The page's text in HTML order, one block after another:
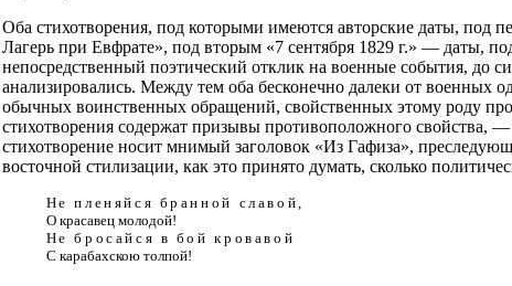
Оба стихотворения, под которыми имеются авторские даты, под
Лагерь при Евфрате», под вторым «7 сентября 1829 г.» — даты,
непосредственный поэтический отклик на военные события, до
анализировались. Между тем оба бесконечно далеки от военных
обычных воинственных обращений, свойственных этому роду
стихотворения содержат призывы противоположного свойства,
стихотворение носит мнимый заголовок «Из Гафиза»,
восточной стилизации, как это принято думать, сколько
Не пленяйся бранной славой
О красавец молодой!
Не бросайся в бой кровавой
С карабахскою толпой!